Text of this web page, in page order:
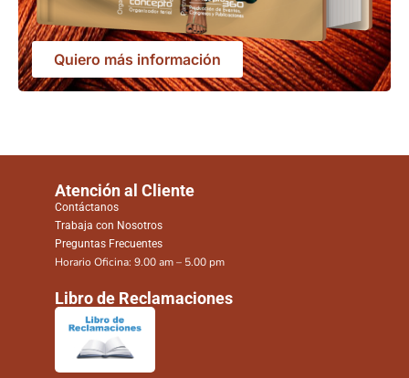
Quiero más información
Atención al Cliente
Contáctanos
Trabaja con Nosotros
Preguntas Frecuentes
Horario Oficina: 9.00 am – 5.00 pm
Libro de Reclamaciones